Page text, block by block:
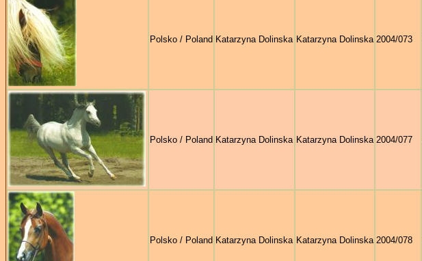
Polsko / Poland Katarzyna Dolinska Katarzyna Dolinska 2004/073
Polsko / Poland Katarzyna Dolinska Katarzyna Dolinska 2004/077
Polsko / Poland Katarzyna Dolinska Katarzyna Dolinska 2004/078